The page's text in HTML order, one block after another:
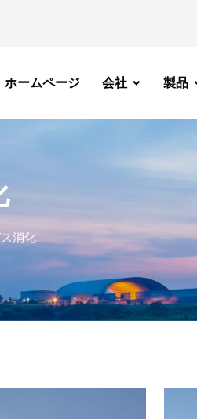
ホームページ 会社 製品
消化